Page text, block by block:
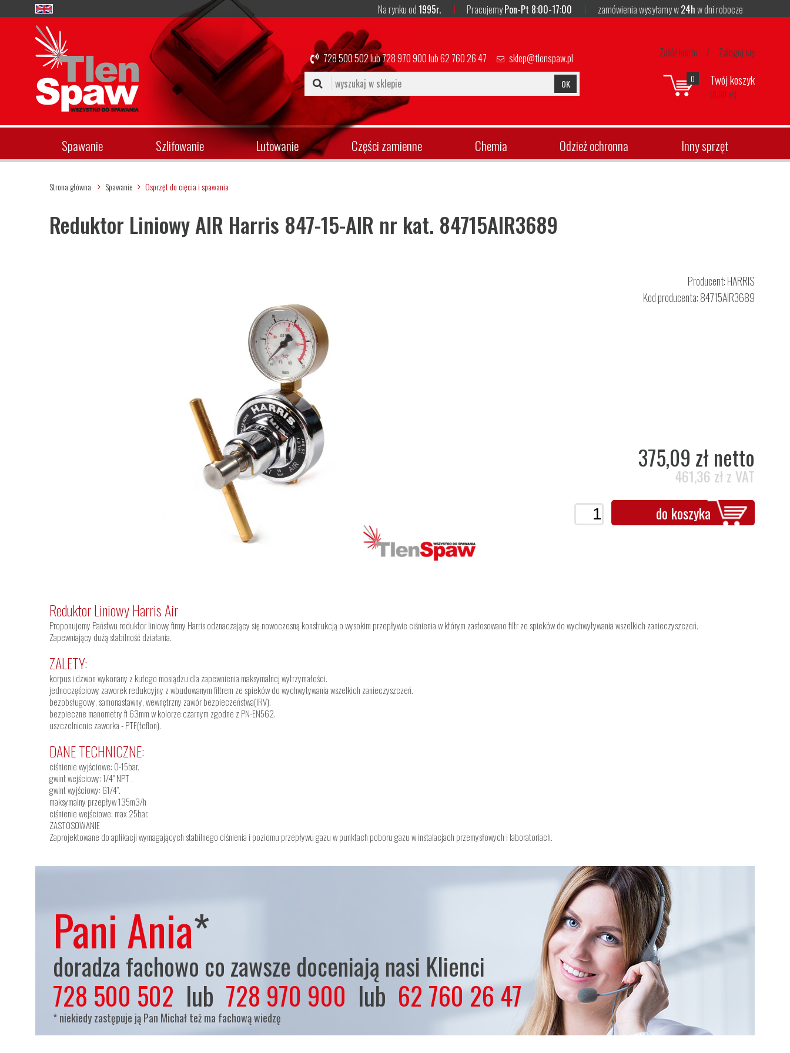
Na rynku od1995r. PracujemyPon-Pt 8:00-17:00 zamówienia wysyłamy w24hw dni robocze
728 500 502lub728 970 900lub62 760 26 47 sklep@tlenspaw.pl
OK
Załóż konto / Zaloguj się
0 Twój koszyk
(0,00 zł)
Spawanie Szlifowanie Lutowanie Części zamienne Chemia Odzież ochronna Inny sprzęt
Strona główna Spawanie Osprzęt do cięcia i spawania
Reduktor Liniowy AIR Harris 847-15-AIR nr kat. 84715AIR3689
Producent:HARRIS
Kod producenta: 84715AIR3689
375,09 zł netto
461,36 zł z VAT
do koszyka
Reduktor Liniowy Harris Air
Proponujemy Państwu reduktor liniowy firmy Harris odznaczający się nowoczesną konstrukcją o wysokim przepływie ciśnienia w którym zastosowano filtr ze spieków do wychwytywania wszelkich zanieczyszczeń.
Zapewniający dużą stabilność działania.
ZALETY:
korpus i dzwon wykonany z kutego mosiądzu dla zapewnienia maksymalnej wytrzymałości.
jednoczęściowy zaworek redukcyjny z wbudowanym filtrem ze spieków do wychwytywania wszelkich zanieczyszczeń.
bezobsługowy, samonastawny, wewnętrzny zawór bezpieczeństwa(IRV).
bezpieczne manometry fi 63mm w kolorze czarnym zgodne z PN-EN562.
uszczelnienie zaworka - PTF(teflon).
DANE TECHNICZNE:
ciśnienie wyjściowe: 0-15bar.
gwint wejściowy: 1/4" NPT .
gwint wyjściowy: G1/4”.
maksymalny przepływ 135m3/h
ciśnienie wejściowe: max 25bar.
ZASTOSOWANIE
Zaprojektowane do aplikacji wymagających stabilnego ciśnienia i poziomu przepływu gazu w punktach poboru gazu w instalacjach przemysłowych i laboratoriach.
Pani Ania*
doradza fachowo co zawsze doceniają nasi Klienci
728 500 502 lub 728 970 900 lub 62 760 26 47
* niekiedy zastępuje ją Pan Michał też ma fachową wiedzę